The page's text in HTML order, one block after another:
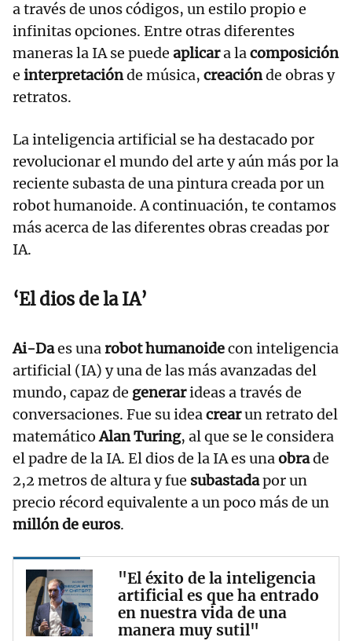
a través de unos códigos, un estilo propio e
infinitas opciones. Entre otras diferentes
maneras la IA se puede aplicara lacomposición
e interpretaciónde música, creaciónde obras y
retratos.
La inteligencia artificial se ha destacado por
revolucionar el mundo del arte y aún más por la
reciente subasta de una pintura creada por un
robot humanoide. A continuación, te contamos
más acerca de las diferentes obras creadas por
IA.
‘El dios de la IA’
Ai-Daes unarobot humanoidecon inteligencia
artificial (IA) y una de las más avanzadas del
mundo, capaz de generarideas a través de
conversaciones. Fue su ideacrearun retrato del
matemáticoAlan Turing, al que se le considera
el padre de la IA. El dios de la IA es unaobrade
2,2 metros de altura y fue subastadapor un
precio récord equivalente a un poco más de un
millón de euros.
"El éxito de la inteligencia
artificial es que ha entrado
en nuestra vida de una
manera muy sutil"